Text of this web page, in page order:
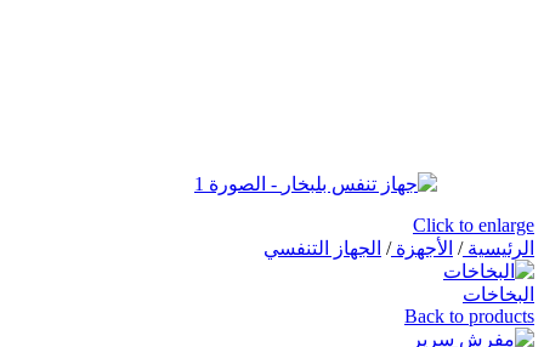
Click to enlarge
الرئيسية/ الأجهزة/ الجهاز التنفسي
البخاخات
Back to products